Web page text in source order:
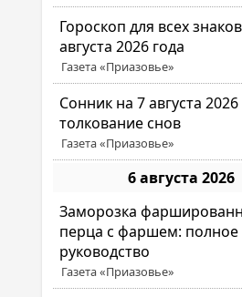
Гороскоп для всех
августа 2026 года
Газета «Приазовье»
Сонник на 7 августа 2026
толкование снов
Газета «Приазовье»
6 августа 2026
Заморозка
перца с фаршем: полное
руководство
Газета «Приазовье»